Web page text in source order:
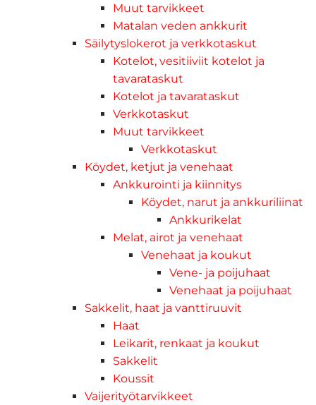
Muut tarvikkeet
Matalan veden ankkurit
Säilytyslokerot ja verkkotaskut
Kotelot, vesitiiviit kotelot ja
tavarataskut
Kotelot ja tavarataskut
Verkkotaskut
Muut tarvikkeet
Verkkotaskut
Köydet, ketjut ja venehaat
Ankkurointi ja kiinnitys
Köydet, narut ja ankkuriliinat
Ankkurikelat
Melat, airot ja venehaat
Venehaat ja koukut
Vene- ja poijuhaat
Venehaat ja poijuhaat
Sakkelit, haat ja vanttiruuvit
Haat
Leikarit, renkaat ja koukut
Sakkelit
Koussit
Vaijerityötarvikkeet